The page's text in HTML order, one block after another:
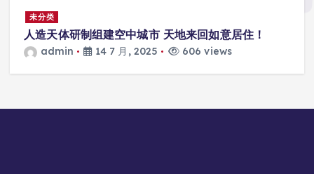
未分类
人造天体研制组建空中城市 天地来回如意居住！
admin 14 7 月, 2025 606 views